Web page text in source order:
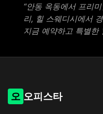
“안동 옥동에서 프리
리, 힐 스웨디시에서
지금 예약하고 특별한
오 오피스타